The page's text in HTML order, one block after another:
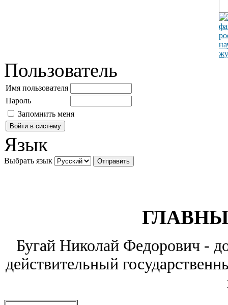
Пользователь
Имя пользователя
Пароль
Запомнить меня
Язык
Выбрать язык
Бугай Николай Федорович -
действительный